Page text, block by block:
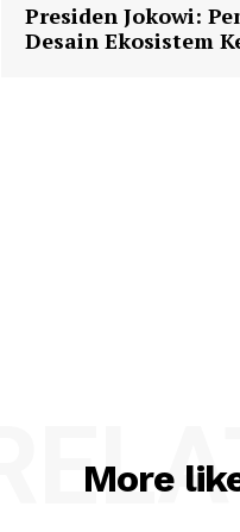
Presiden Jokowi:
Desain Ekosistem
More